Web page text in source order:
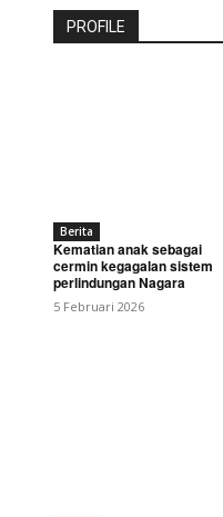
PROFILE
Berita
Kematian anak sebagai
cermin kegagalan sistem
perlindungan Nagara
5 Februari 2026